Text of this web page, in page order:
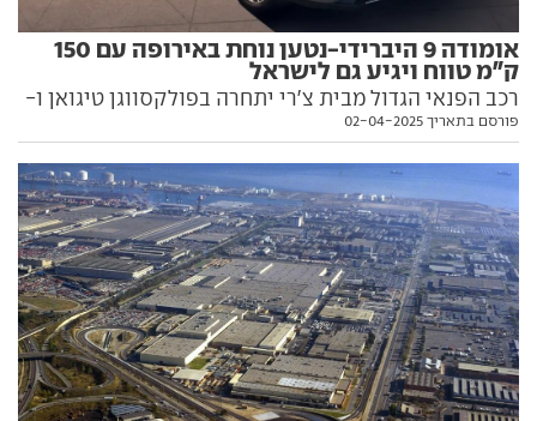
אומודה 9 היברידי-נטען נוחת באירופה עם 150
ק"מ טווח ויגיע גם לישראל
רכב הפנאי הגדול מבית צ'רי יתחרה בפולקסווגן טיגואן ו-
פורסם בתאריך 02-04-2025